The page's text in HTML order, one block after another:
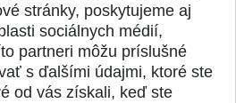
SPÄŤ NA VRCH
stránky, poskytujeme aj
sociálnych médií,
partneri môžu príslušné
s ďalšími údajmi, ktoré ste
od vás získali, keď ste